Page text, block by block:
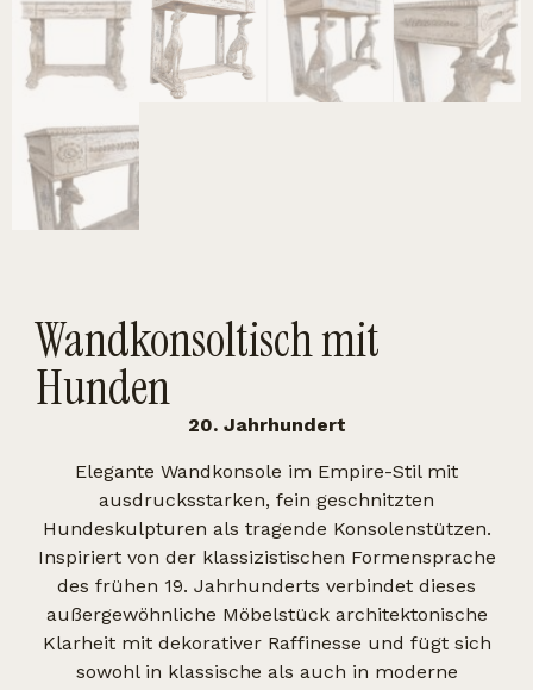
Wandkonsoltisch mit
Hunden
20. Jahrhundert
Elegante Wandkonsole im Empire-Stil mit
ausdrucksstarken, fein geschnitzten
Hundeskulpturen als tragende Konsolenstützen.
Inspiriert von der klassizistischen Formensprache
des frühen 19. Jahrhunderts verbindet dieses
außergewöhnliche Möbelstück architektonische
Klarheit mit dekorativer Raffinesse und fügt sich
sowohl in klassische als auch in moderne